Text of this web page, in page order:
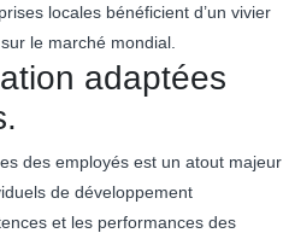
locales bénéficient d’un vivier
le marché mondial.
adaptées
des employés est un atout majeur
de développement
et les performances des